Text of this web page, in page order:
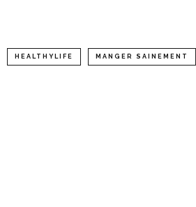
HEALTHYLIFE MANGER SAINEMENT